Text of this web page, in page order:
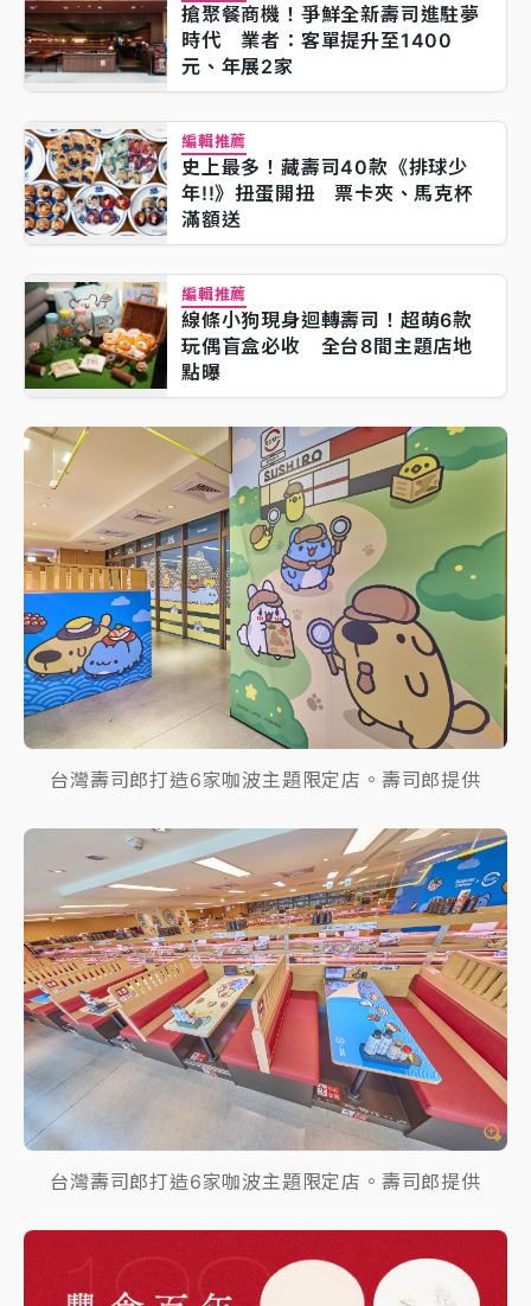
搶聚餐商機！爭鮮全新壽司進駐夢
時代 業者：客單提升至1400
元、年展2家
編輯推薦
史上最多！藏壽司40款《排球少
年!!》扭蛋開扭 票卡夾、馬克杯
滿額送
編輯推薦
線條小狗現身迴轉壽司！超萌6款
玩偶盲盒必收 全台8間主題店地
點曝
台灣壽司郎打造6家咖波主題限定店。壽司郎提供
台灣壽司郎打造6家咖波主題限定店。壽司郎提供